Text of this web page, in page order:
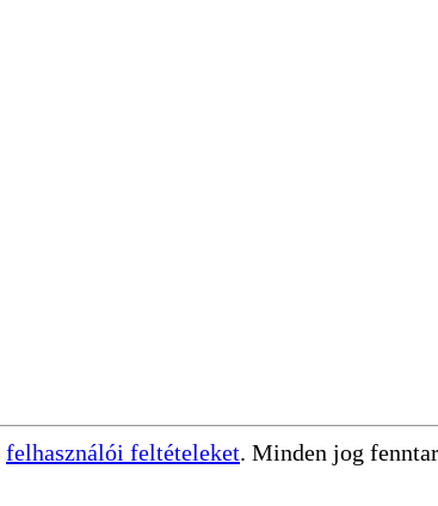
felhasználói feltételeket. Minden jog